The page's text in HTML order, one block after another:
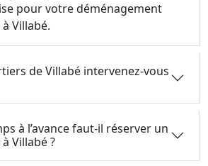
pour votre déménagement
Villabé.
de Villabé intervenez-vous
à l’avance faut-il réserver un
Villabé ?